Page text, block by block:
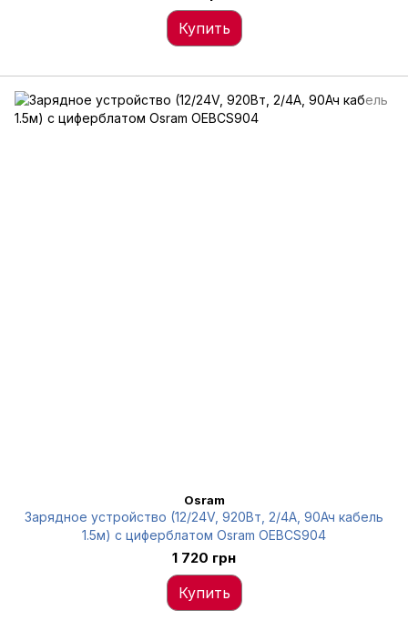
Купить
Osram
Зарядное устройство (12/24V, 920Вт, 2/4А, 90Ач кабель
1.5м) с циферблатом Osram OEBCS904
1 720 грн
Купить